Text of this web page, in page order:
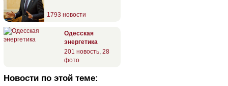
1793 новости
Одесская
энергетика
201 новость 28
фото
Новости по этой теме: